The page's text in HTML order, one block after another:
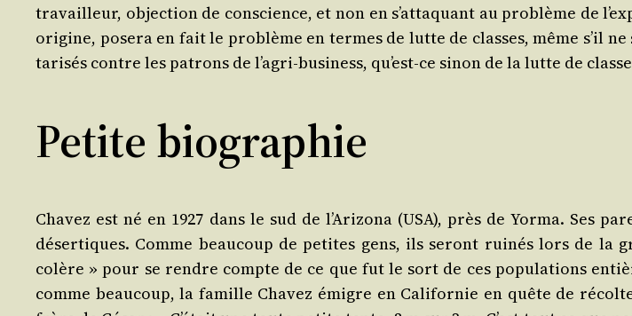
tra­vailleur, objec­tion de conscience, et non en s’attaquant au pro­blème de
ori­gine, pose­ra en fait le pro­blème en termes de lutte de classes, même s’il
ta­ri­sés contre les patrons de l’agri‑business, qu’est‑ce sinon de la lutte de
Petite biographie
Cha­vez est né en 1927 dans le sud de l’Arizona (USA), près de Yor­ma.
déser­tiques. Comme beau­coup de petites gens, ils seront rui­nés lors de la
colère » pour se rendre compte de ce que fut le sort de ces popu­la­tions
comme beau­coup, la famille Cha­vez émigre en Cali­for­nie en quête de